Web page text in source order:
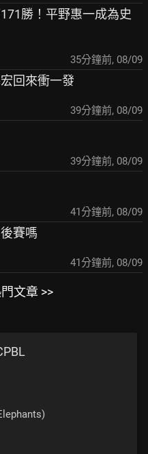
勝！平野惠一成為史
35分鐘前, 08/09
回來衝一發
39分鐘前, 08/09
39分鐘前, 08/09
41分鐘前, 08/09
賽嗎
41分鐘前, 08/09
文章 >>